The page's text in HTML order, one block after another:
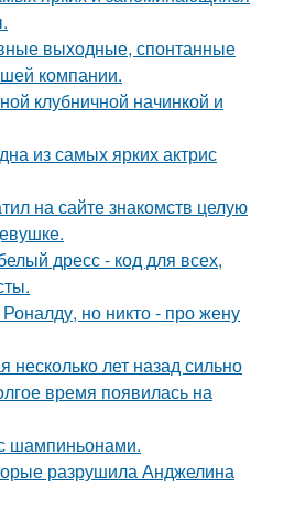
выходные, спонтанные
компании.
клубничной начинкой и
из самых ярких актрис
на сайте знакомств целую
дресс - код для всех,
но никто - про жену
несколько лет назад сильно
время появилась на
шампиньонами.
разрушила Анджелина